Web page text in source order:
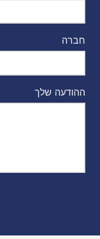
חברה
ההודעה שלך